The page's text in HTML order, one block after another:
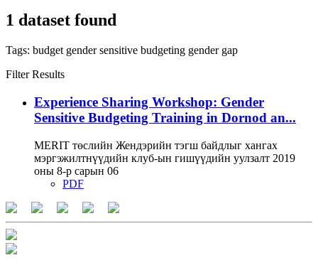
1 dataset found
Tags: budget gender sensitive budgeting gender gap
Filter Results
Experience Sharing Workshop: Gender
Sensitive Budgeting Training in Dornod an...
MERIT төслийн Жендэрийн тэгш байдлыг хангах
мэргэжилтнүүдийн клуб-ын гишүүдийн уулзалт 2019
оны 8-р сарын 06
PDF